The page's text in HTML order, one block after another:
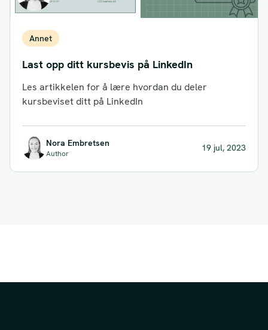
Annet
Last opp ditt kursbevis på LinkedIn
Les artikkelen for å lære hvordan du deler
kursbeviset ditt på LinkedIn
Nora Embretsen
Author
19 jul, 2023